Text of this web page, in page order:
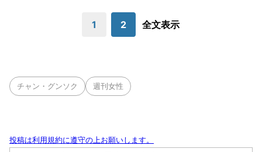
1 2 全文表示
チャン・グンソク 週刊女性